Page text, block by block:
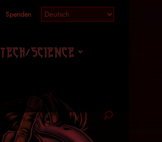
Spenden
TECH/SCIENCE